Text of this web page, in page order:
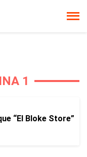
1
“El Bloke Store”